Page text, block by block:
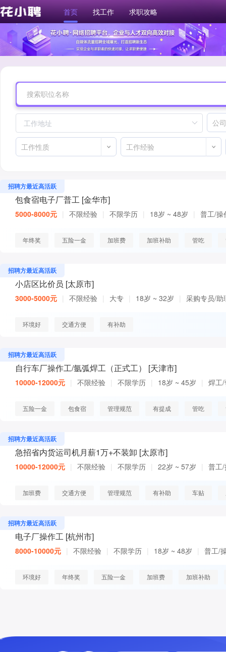
首页 找工作 求职攻略
招聘方最近高活跃
包食宿电子厂普工 [金华市]
5000-8000元 不限经验 不限学历 18岁 ~ 48岁 普工/操
年终奖 五险一金 加班费 加班补助 管吃
招聘方最近高活跃
小店区比价员 [太原市]
3000-5000元 不限经验 大专 18岁 ~ 32岁 采购专员/助
环境好 交通方便 有补助
招聘方最近高活跃
自行车厂操作工/氩弧焊工（正式工） [天津市]
10000-12000元 不限经验 不限学历 18岁 ~ 45岁 焊工
五险一金 包食宿 管理规范 有提成 管吃
招聘方最近高活跃
急招省内货运司机月薪1万+不装卸 [太原市]
10000-12000元 不限经验 不限学历 22岁 ~ 57岁 普工
加班费 交通方便 管理规范 有补助 车贴
招聘方最近高活跃
电子厂操作工 [杭州市]
8000-10000元 不限经验 不限学历 18岁 ~ 48岁 普工/
环境好 年终奖 五险一金 加班费 加班补助